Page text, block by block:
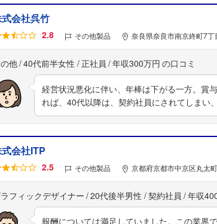
会社呉竹
2.8 その他製品 奈良県奈良市南京終町7丁
他 40代前半女性 正社員 年収300万円
経営状況悪化に伴い、年棒は下がる一方。賞
れば、40代以降は、契約社員にされてしまい
会社ITP
2.5 その他製品 京都府京都市中京区丸太
フィックデザイナー 20代後半男性 契約社員 年収
報酬については満足していました。この業界